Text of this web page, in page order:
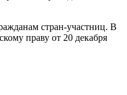
стран-участниц. В
праву от 20 декабря